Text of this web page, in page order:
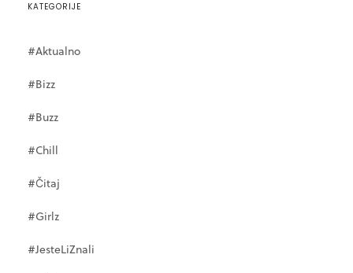
KATEGORIJE
#Aktualno
#Bizz
#Buzz
#Chill
#Čitaj
#Girlz
#JesteLiZnali